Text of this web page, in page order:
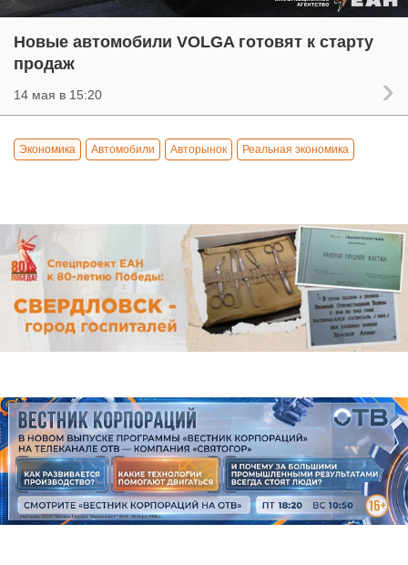
Новые автомобили VOLGA готовят к старту
продаж
14 мая в 15:20
Экономика Автомобили Авторынок Реальная экономика